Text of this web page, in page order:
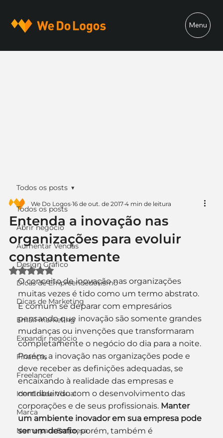
Menu
Todos os posts
Abrir negócio
Aumentar Vendas
Design Gráfico
Dicas de Empreendedorismo
Dicas de Marketing
Email marketing
Expandir negócio
Finanças
Freelancer
Identidade Visual
Marca
Nome para Empresa
Todos os posts
Entenda a inovação nas
organizações para evoluir
constantemente
We Do Logos 16 de out. de 2017 4 min de leitura
Avaliado com NaN de 5 estrelas.
O conceito de inovação nas organizações
muitas vezes é tido como um termo abstrato.
É comum se deparar com empresários
pensando que inovação são somente grandes
mudanças ou invenções que transformaram
completamente o negócio do dia para a noite.
Porém, a inovação nas organizações pode e
deve receber as definições adequadas, se
encaixando à realidade das empresas e
contribuindo com o desenvolvimento das
corporações e de seus profissionais. Manter
um ambiente inovador em sua empresa pode
ser um desafio, porém, também é